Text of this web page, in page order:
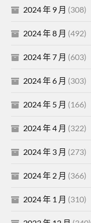
2024 年 9 月 (308)
2024 年 8 月 (492)
2024 年 7 月 (603)
2024 年 6 月 (303)
2024 年 5 月 (166)
2024 年 4 月 (322)
2024 年 3 月 (273)
2024 年 2 月 (366)
2024 年 1 月 (310)